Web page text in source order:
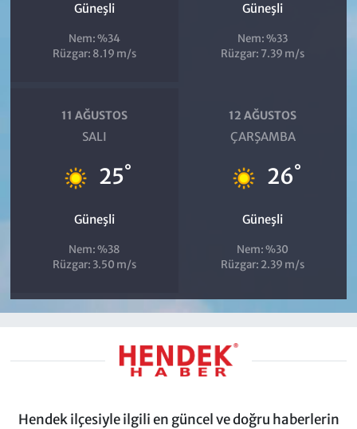
Güneşli
Nem: %34
Rüzgar: 8.19 m/s
Güneşli
Nem: %33
Rüzgar: 7.39 m/s
11 AĞUSTOS
SALI
25°
Güneşli
Nem: %38
Rüzgar: 3.50 m/s
12 AĞUSTOS
ÇARŞAMBA
26°
Güneşli
Nem: %30
Rüzgar: 2.39 m/s
Hendek ilçesiyle ilgili en güncel ve doğru haberlerin